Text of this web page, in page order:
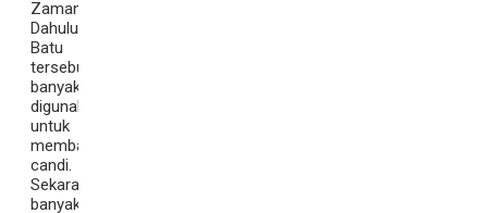
Zaman
Dahulu.
Batu
tersebut
banyak
digunakan
untuk
membangun
candi.
Sekarang
banyak